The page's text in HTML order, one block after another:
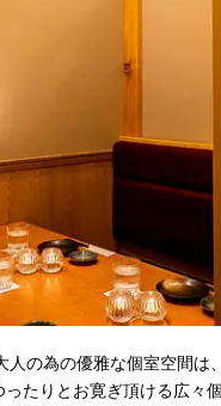
の為の優雅な個室空間は
たりとお寛ぎ頂ける広々